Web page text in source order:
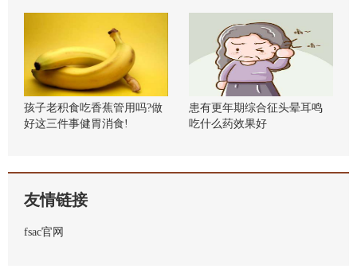
孩子老积食吃香蕉管用吗?做
好这三件事健胃消食!
患有更年期综合征头晕耳鸣
吃什么药效果好
友情链接
fsac官网